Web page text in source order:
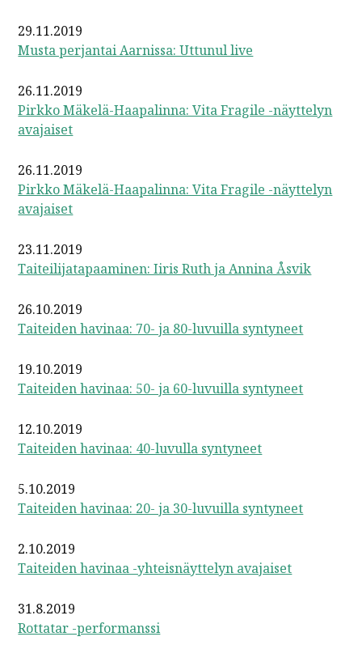
29.11.2019
Musta perjantai Aarnissa: Uttunul live
26.11.2019
Pirkko Mäkelä-Haapalinna: Vita Fragile -näyttelyn
avajaiset
26.11.2019
Pirkko Mäkelä-Haapalinna: Vita Fragile -näyttelyn
avajaiset
23.11.2019
Taiteilijatapaaminen: Iiris Ruth ja Annina Åsvik
26.10.2019
Taiteiden havinaa: 70- ja 80-luvuilla syntyneet
19.10.2019
Taiteiden havinaa: 50- ja 60-luvuilla syntyneet
12.10.2019
Taiteiden havinaa: 40-luvulla syntyneet
5.10.2019
Taiteiden havinaa: 20- ja 30-luvuilla syntyneet
2.10.2019
Taiteiden havinaa -yhteisnäyttelyn avajaiset
31.8.2019
Rottatar -performanssi